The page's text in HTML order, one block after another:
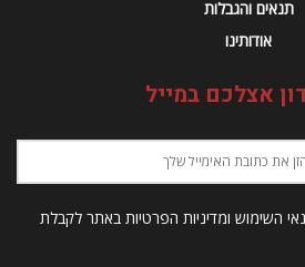
תנאים והגבלות
אודותינו
אצלכם במייל
השימוש ומדיניות הפרטיות באתר לקבלת